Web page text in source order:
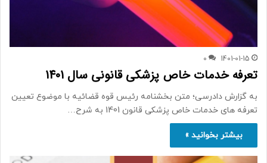
1401-01-15
0
تعرفه خدمات خاص پزشکی قانونی سال 1401
به گزارش دادرسی؛ متن بخشنامه رئیس قوه قضائیه با موضوع تعیین
تعرفه های خدمات خاص پزشکی قانون 1401 به شرح…
بیشتر بخوانید »